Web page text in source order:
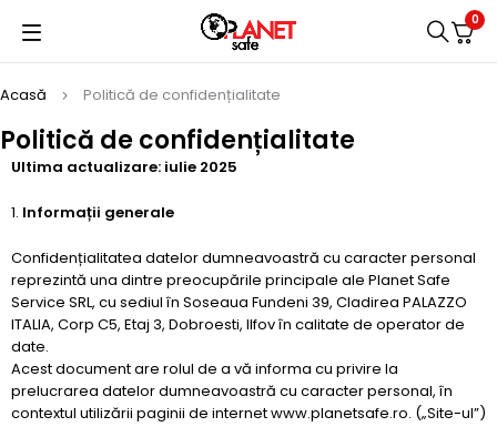
0
Politică de confidențialitate
Acasă Politică de confidențialitate
Ultima actualizare: iulie 2025
Informații generale
Confidențialitatea datelor dumneavoastră cu caracter personal
reprezintă una dintre preocupările principale ale Planet Safe
Service SRL, cu sediul în Soseaua Fundeni 39, Cladirea PALAZZO
ITALIA, Corp C5, Etaj 3, Dobroesti, Ilfov în calitate de operator de
date.
Acest document are rolul de a vă informa cu privire la
prelucrarea datelor dumneavoastră cu caracter personal, în
contextul utilizării paginii de internet www.planetsafe.ro. („Site-ul”)